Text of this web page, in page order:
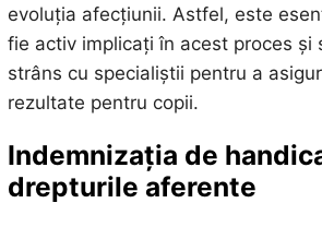
evoluția afecțiunii. Astfel, este
fie activ implicați în acest proces și
strâns cu specialiștii pentru a
rezultate pentru copii.
Indemnizația de
drepturile aferente